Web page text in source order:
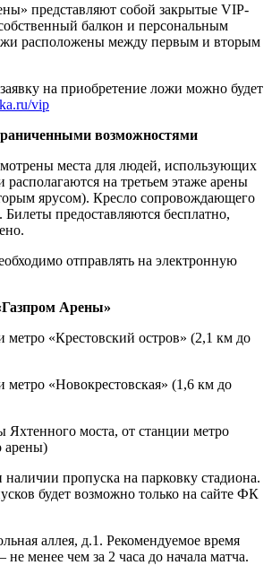
представляют собой закрытые VIP-
балкон и персональным
расположены между первым и вторым
на приобретение ложи можно будет
vip
возможностями
места для людей, использующих
располагаются на третьем этаже арены
ярусом). Кресло сопровождающего
предоставляются бесплатно,
отправлять на электронную
Арены»
метро «Крестовский остров» (2,1 км до
метро «Новокрестовская» (1,6 км до
Яхтенного моста, от станции метро
арены)
пропуска на парковку стадиона.
будет возможно только на сайте ФК
аллея, д.1. Рекомендуемое время
менее чем за 2 часа до начала матча.